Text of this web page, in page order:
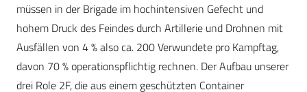
müssen in der Brigade im hochintensiven Gefecht und
hohem Druck des Feindes durch Artillerie und Drohnen mit
Ausfällen von 4 % also ca. 200 Verwundete pro Kampftag,
davon 70 % operationspflichtig rechnen. Der Aufbau unserer
drei Role 2F, die aus einem geschützten Container